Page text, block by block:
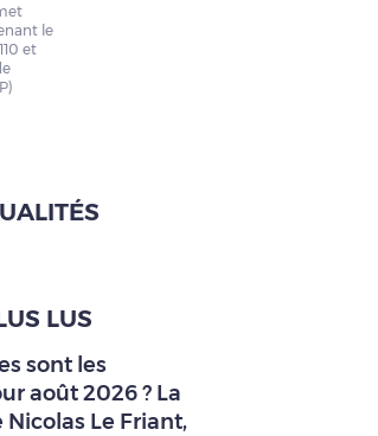
le
et
LUS
sont les
août 2026 ? La
Le Friant,